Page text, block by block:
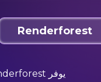
Renderforest